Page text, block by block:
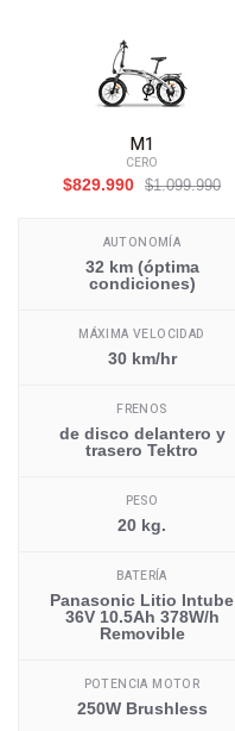
M1
CERO
$829.990
$1.099.990
AUTONOMÍA
32 km (óptima
condiciones)
MÁXIMA VELOCIDAD
30 km/hr
FRENOS
de disco delantero y
trasero Tektro
PESO
20 kg.
BATERÍA
Panasonic Litio Intube
36V 10.5Ah 378W/h
Removible
POTENCIA MOTOR
250W Brushless